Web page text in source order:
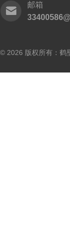
邮箱
© 2026 版权所有：鹤